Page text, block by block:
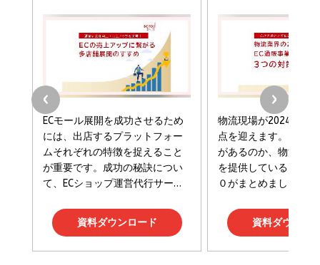
Brand Shift(ブランド・シフト): 「信頼」で選ばれ
る時代の成長戦略
￥2,420
マーケティングの真実 P&G・グリコで学んだ失敗
と成長の法則
￥2,200
Amazonランキングをもっと見る
￥880
ママ投資家が育休中に１億貯めた株式投資
￥1,870
組織の成果を最大化する ルールのデザイン
￥1,980
Amazonランキングをもっと見る
影響力の武器［新版］：人を動かす七つの原理
￥3,190
フィードバック経営 「沈黙の組織」から「高め合う
組織」へ
Amazonランキングをもっと見る